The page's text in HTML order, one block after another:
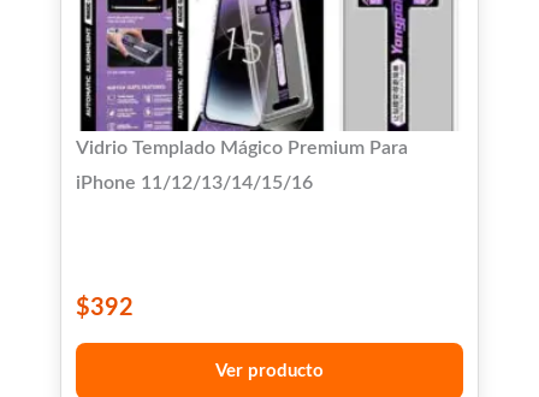
Vidrio Templado Mágico Premium Para
iPhone 11/12/13/14/15/16
$392
Ver producto